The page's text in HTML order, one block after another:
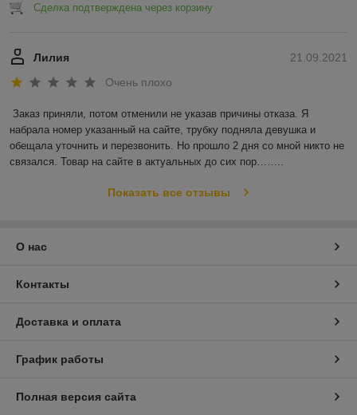
Сделка подтверждена через корзину
21.09.2021
Лилия
Очень плохо
Заказ приняли, потом отменили не указав причины отказа. Я
набрала номер указанный на сайте, трубку подняла девушка и
обещала уточнить и перезвонить. Но прошло 2 дня со мной никто не
связался. Товар на сайте в актуальных до сих пор……..
Показать все отзывы
О нас
Контакты
Доставка и оплата
График работы
Полная версия сайта